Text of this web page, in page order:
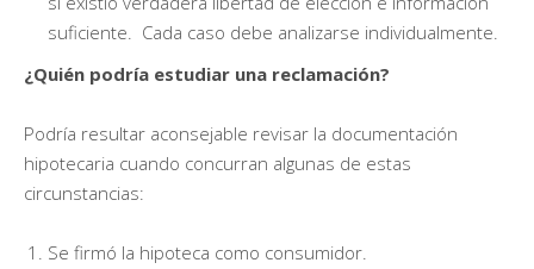
suficiente. Cada caso debe analizarse individualmente.
¿Quién podría estudiar una reclamación?
Podría resultar aconsejable revisar la documentación
hipotecaria cuando concurran algunas de estas
circunstancias:
Se firmó la hipoteca como consumidor.